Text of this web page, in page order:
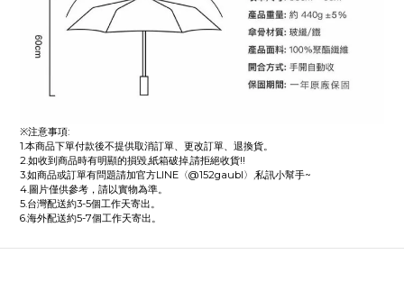
※注意事項:
1.本商品下單付款後不提供取消訂單、更改訂單、退換貨。
2.如收到商品時有明顯的損毀,紙箱破掉,請拒絕收貨!!
3.如商品或訂單有問題請加官方LINE〈@152gaubl〉,私訊小幫手~
4.圖片僅供參考，請以實物為準。
5.台灣配送約3-5個工作天寄出。
6.海外配送約5-7個工作天寄出。